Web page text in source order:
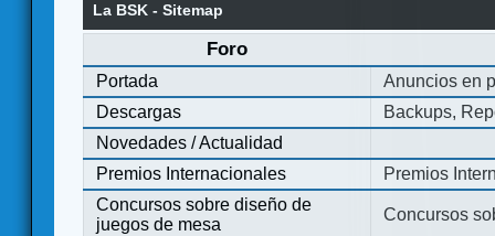
La BSK - Sitemap
Foro
Portada
Anuncios en
Descargas
Backups,
Novedades / Actualidad
Premios Internacionales
Premios
Concursos sobre diseño de
juegos de mesa
Concursos